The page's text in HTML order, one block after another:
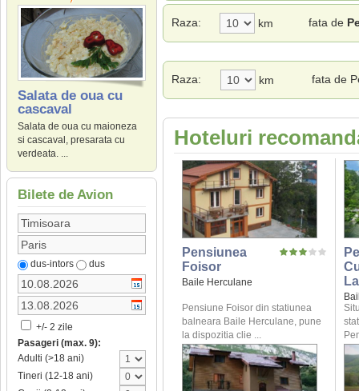
Salata de oua cu
cascaval
Salata de oua cu maioneza
si cascaval, presarata cu
verdeata. ...
Bilete de Avion
dus-intors dus
+/- 2 zile
Pasageri (max. 9):
Adulti (>18 ani)
Tineri (12-18 ani)
Raza: km fata de
Raza: km fata de
Hoteluri
Pensiunea
Foisor
Baile Herculane
Pensiune Foisor din statiunea
balneara Baile Herculane, pune
la dispozitia clie ...